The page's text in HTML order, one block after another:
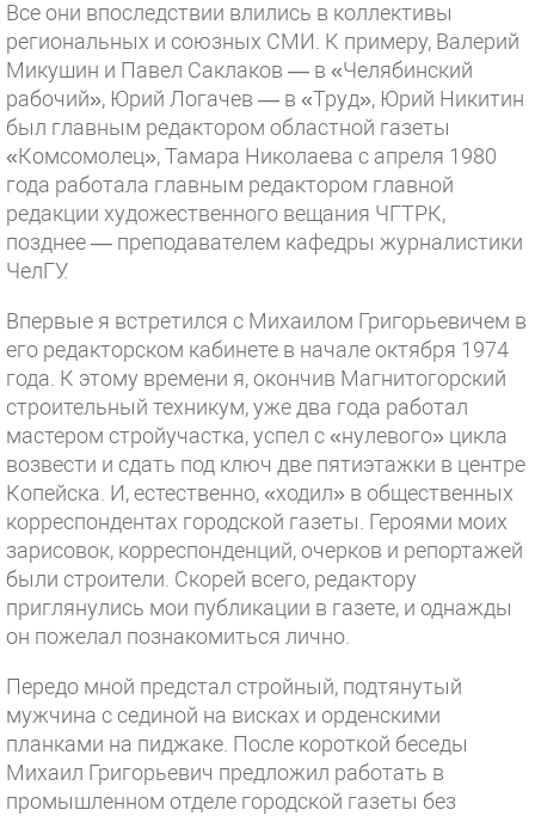
Все они впоследствии влились в коллективы
региональных и союзных СМИ. К примеру, Валерий
Микушин и Павел Саклаков — в «Челябинский
рабочий», Юрий Логачев — в «Труд», Юрий Никитин
был главным редактором областной газеты
«Комсомолец», Тамара Николаева с апреля 1980
года работала главным редактором главной
редакции художественного вещания ЧГТРК,
позднее — преподавателем кафедры журналистики
ЧелГУ.
Впервые я встретился с Михаилом Григорьевичем в
его редакторском кабинете в начале октября 1974
года. К этому времени я, окончив Магнитогорский
строительный техникум, уже два года работал
мастером стройучастка, успел с «нулевого» цикла
возвести и сдать под ключ две пятиэтажки в центре
Копейска. И, естественно, «ходил» в общественных
корреспондентах городской газеты. Героями моих
зарисовок, корреспонденций, очерков и репортажей
были строители. Скорей всего, редактору
приглянулись мои публикации в газете, и однажды
он пожелал познакомиться лично.
Передо мной предстал стройный, подтянутый
мужчина с сединой на висках и орденскими
планками на пиджаке. После короткой беседы
Михаил Григорьевич предложил работать в
промышленном отделе городской газеты без